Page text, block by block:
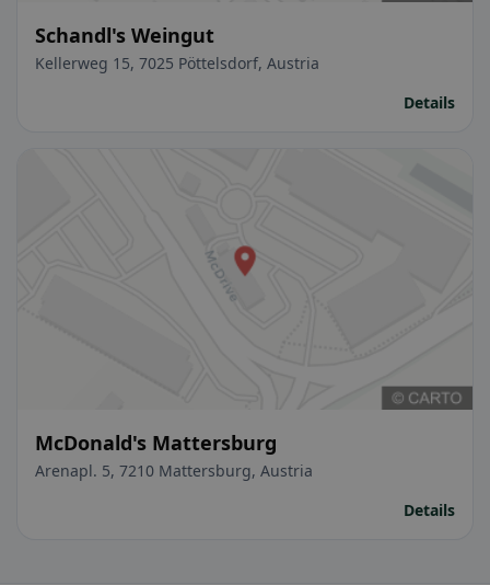
Schandl's Weingut
Kellerweg 15, 7025 Pöttelsdorf, Austria
Details
McDonald's Mattersburg
Arenapl. 5, 7210 Mattersburg, Austria
Details